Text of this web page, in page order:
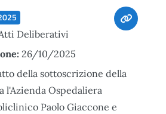
Deliberativi
26/10/2025
della sottoscrizione della
l'Azienda Ospedaliera
Paolo Giaccone e